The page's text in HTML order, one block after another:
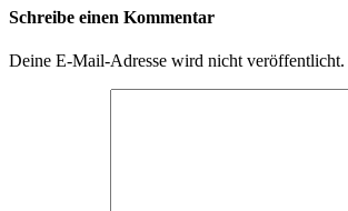
Schreibe einen Kommentar
Deine E-Mail-Adresse wird nicht veröffentlicht.